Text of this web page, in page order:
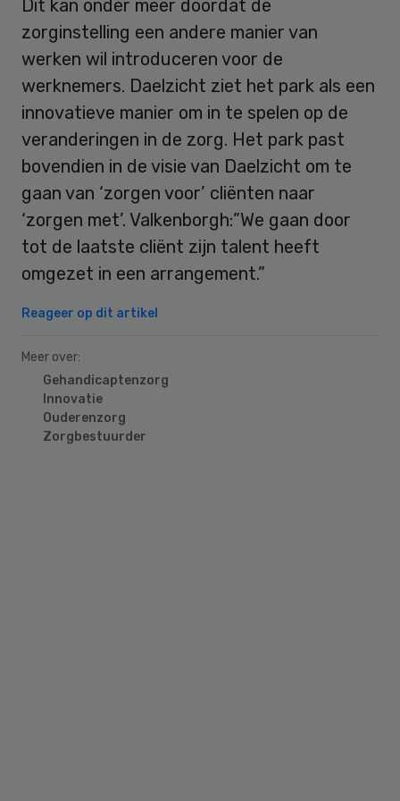
Dit kan onder meer doordat de
zorginstelling een andere manier van
werken wil introduceren voor de
werknemers. Daelzicht ziet het park als een
innovatieve manier om in te spelen op de
veranderingen in de zorg. Het park past
bovendien in de visie van Daelzicht om te
gaan van ‘zorgen voor’ cliënten naar
‘zorgen met’. Valkenborgh:”We gaan door
tot de laatste cliënt zijn talent heeft
omgezet in een arrangement.”
Reageer op dit artikel
Meer over:
Gehandicaptenzorg
Innovatie
Ouderenzorg
Zorgbestuurder